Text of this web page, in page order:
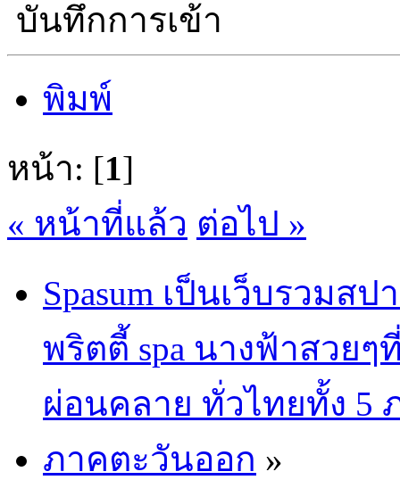
บันทึกการเข้า
พิมพ์
หน้า: [1]
« หน้าที่แล้ว ต่อไป »
Spasum เป็นเว็บรวม
พริตตี้ spa นางฟ้าสวย
ผ่อนคลาย ทั่วไทยทั้ง 5
ภาคตะวันออก »